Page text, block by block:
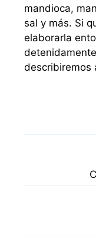
mandioca,
sal y más. Si
elaborarla
describiremos